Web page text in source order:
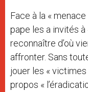
Face à la «
pape les a invités
reconnaître d’où
affronter. Sans
jouer les « victimes
propos «